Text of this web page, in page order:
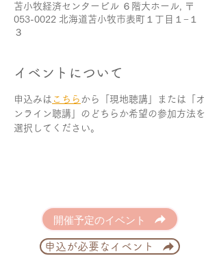
苫小牧経済センタービル ６階大ホール, 〒
053-0022 北海道苫小牧市表町１丁目１−１
３
イベントについて
申込みは こちら から「現地聴講」または「オ
ンライン聴講」のどちらか希望の参加方法を
選択してください。
開催予定のイベント
申込が必要なイベント